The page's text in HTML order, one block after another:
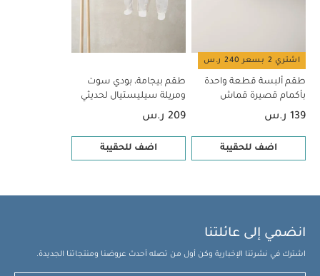
اشتري 2 بسعر 240 ر.س
طقم ألبسة قطعة واحدة
بأكمام قصيرة قماش
عضوي بلون أبيض - 5 قطع
139 ر.س
اضف للحقيبة
طقم بيجامة، بودي سوت
ومريلة سيليستيال لحديثي
الولادة، 5 قطع
209 ر.س
اضف للحقيبة
انضمي إلى عائلتنا
اشترك في نشرتنا الإخبارية وكن أول من تصله أحدث عروضنا ومنتجاتنا الجديدة.